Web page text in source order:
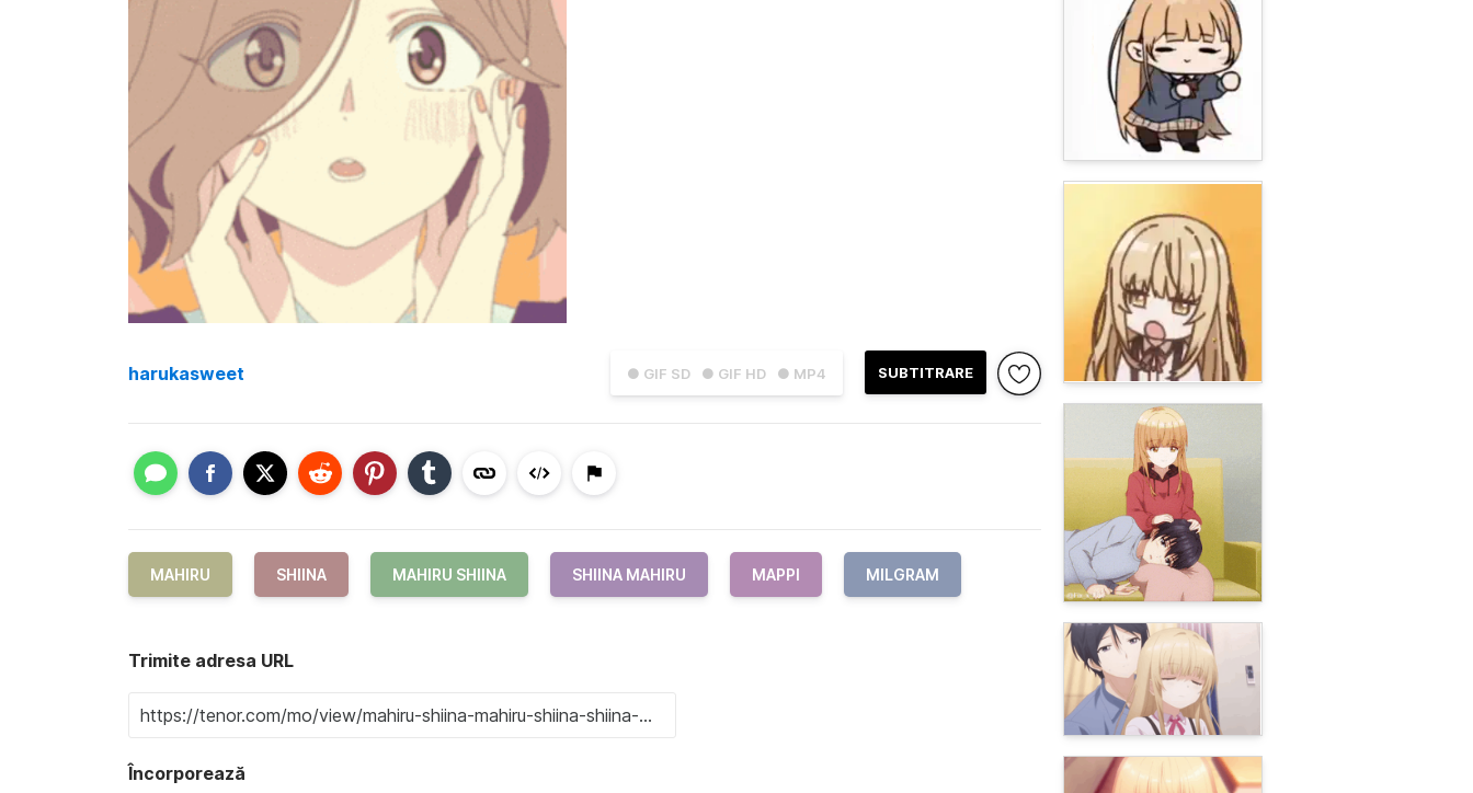
● GIF SD ● GIF HD ● MP4 SUBTITRARE
harukasweet
MAHIRU SHIINA MAHIRU SHIINA SHIINA MAHIRU MAPPI MILGRAM
Trimite adresa URL
Încorporează